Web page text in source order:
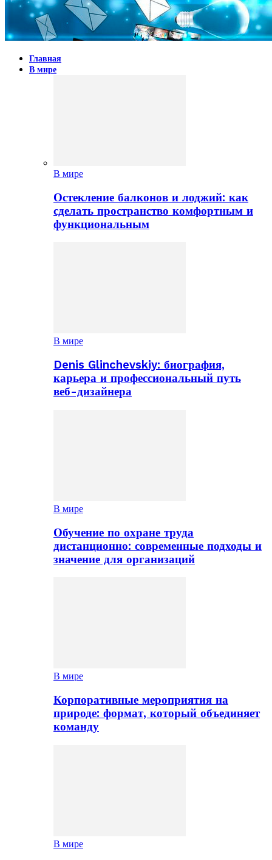
Главная
В мире
В мире
Остекление балконов и лоджий: как
сделать пространство комфортным и
функциональным
В мире
Denis Glinchevskiy: биография,
карьера и профессиональный путь
веб-дизайнера
В мире
Обучение по охране труда
дистанционно: современные подходы и
значение для организаций
В мире
Корпоративные мероприятия на
природе: формат, который объединяет
команду
В мире